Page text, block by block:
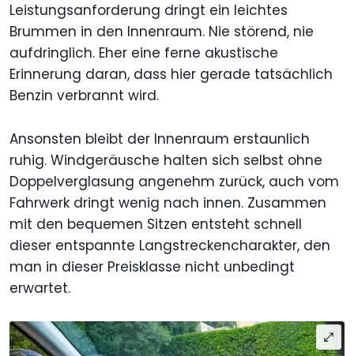
Leistungsanforderung dringt ein leichtes
Brummen in den Innenraum. Nie störend, nie
aufdringlich. Eher eine ferne akustische
Erinnerung daran, dass hier gerade tatsächlich
Benzin verbrannt wird.
Ansonsten bleibt der Innenraum erstaunlich
ruhig. Windgeräusche halten sich selbst ohne
Doppelverglasung angenehm zurück, auch vom
Fahrwerk dringt wenig nach innen. Zusammen
mit den bequemen Sitzen entsteht schnell
dieser entspannte Langstreckencharakter, den
man in dieser Preisklasse nicht unbedingt
erwartet.